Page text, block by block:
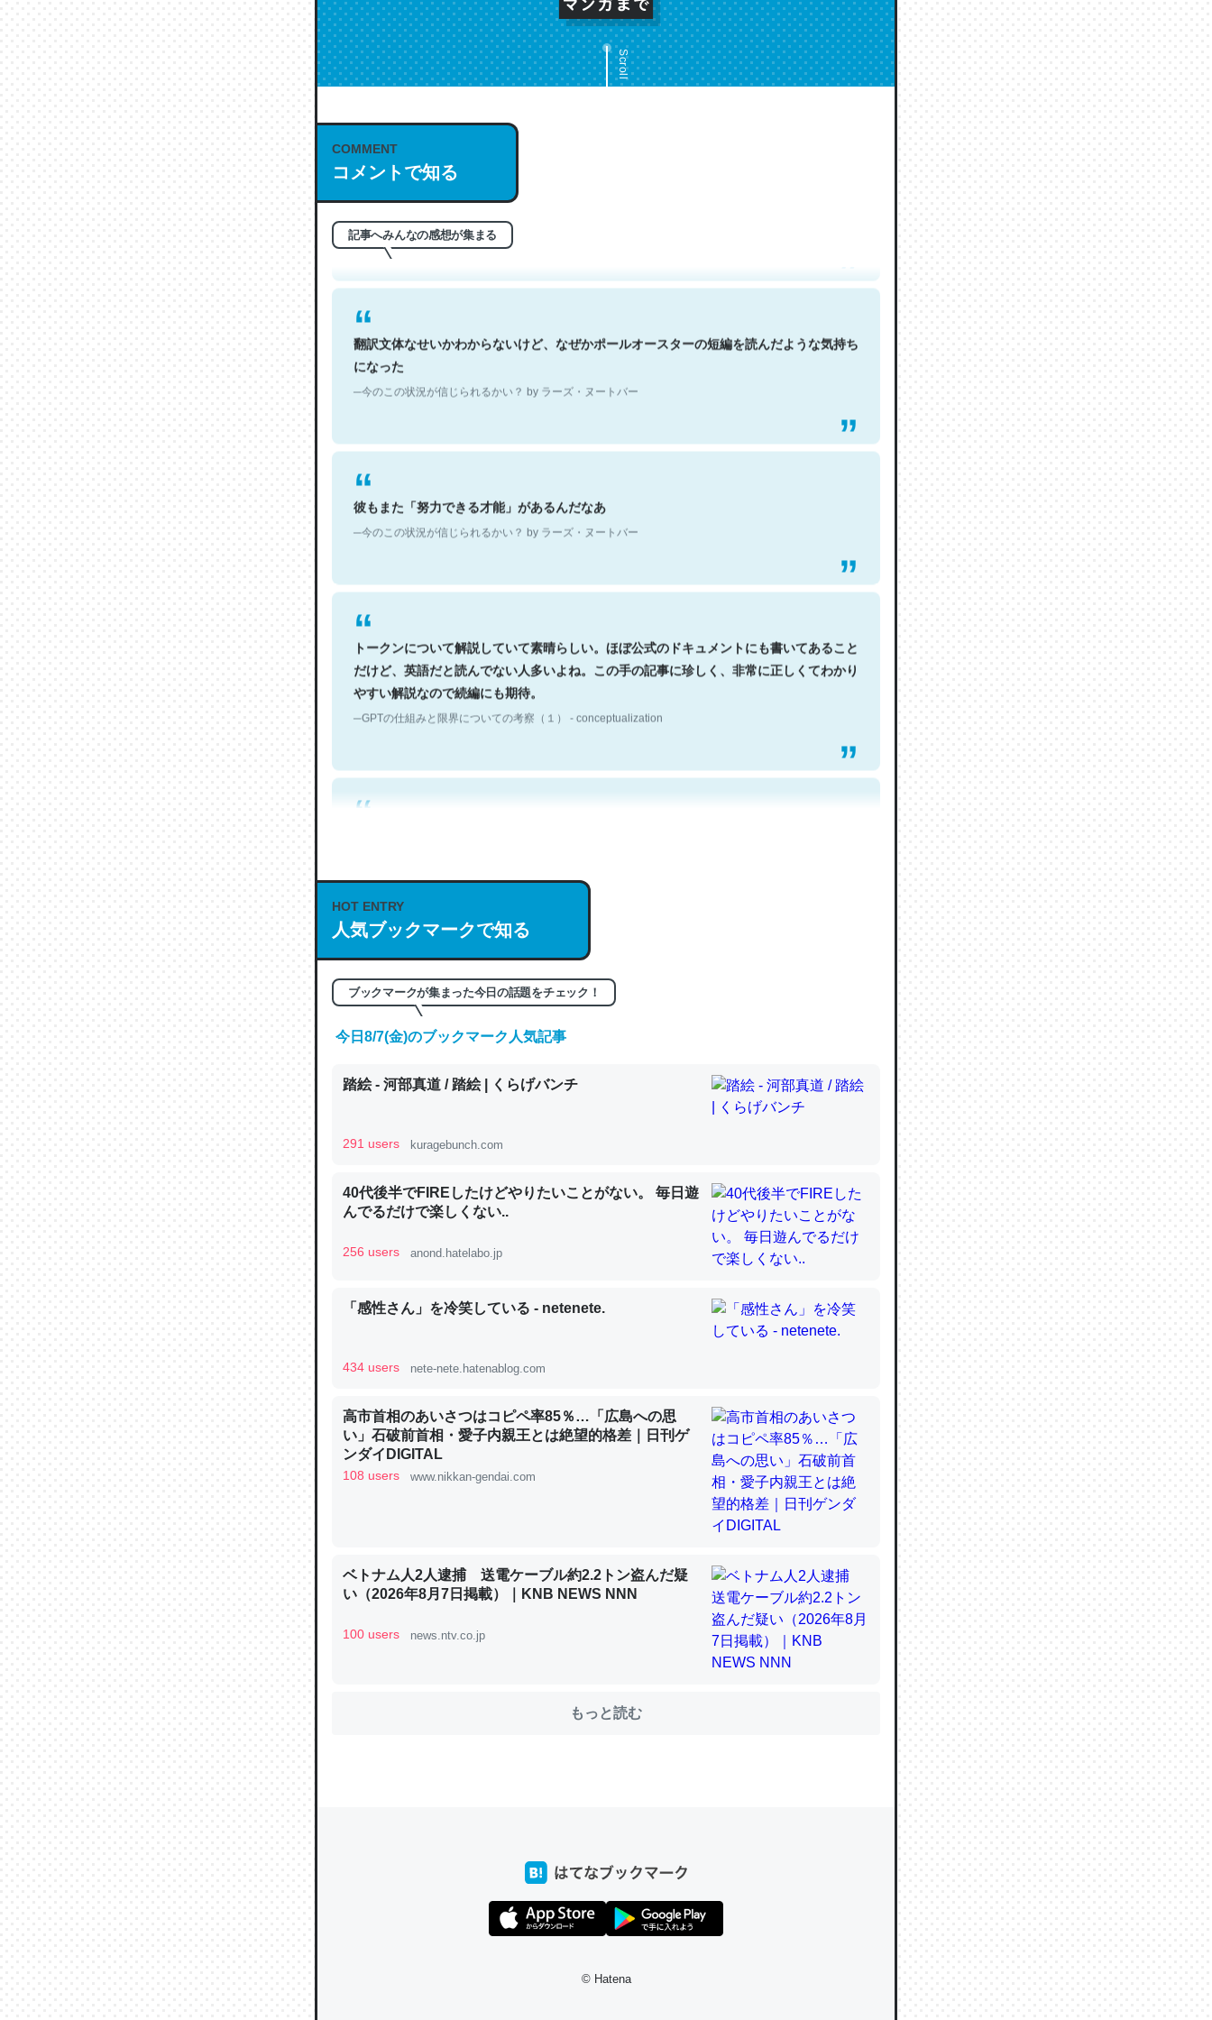
Scroll
COMMENT
コメントで知る
記事へみんなの感想が集まる
これは名文。彼はとてもクレバーなんだろうなと凄く思う。英語少しでも読める人は原文
もお勧め。自分はこの流れ好き。Let’s Fucking Go. Then Covid hit. Shit.
翻訳文体なせいかわからないけど、なぜかポールオースターの短編を読んだような気持ち
になった
─今のこの状況が信じられるかい？ by ラーズ・ヌートバー
彼もまた「努力できる才能」があるんだなあ
─今のこの状況が信じられるかい？ by ラーズ・ヌートバー
トークンについて解説していて素晴らしい。ほぼ公式のドキュメントにも書いてあること
だけど、英語だと読んでない人多いよね。この手の記事に珍しく、非常に正しくてわかり
やすい解説なので続編にも期待。
─GPTの仕組みと限界についての考察（１） - conceptualization
これは良記事。32768トークンだと英語小説100ページ分くらい。小説でいう「ずっと前
の伏線」は回収されないけど、短期記憶というには多い分量。進化すればするほど分かり
─GPTの仕組みと限界についての考察（１） - conceptualization
の600分の1程度。
─ニュース :: 【研究発表】昆虫学の大問題＝「昆虫はなぜ海にいないのか」に関する新仮説
論文では「淡水はカルシウムも酸素も不足してて両方に不利だから両方が拮抗してるので
チンを強化してる筈だが、酵素が違うのか？
これを元に考えるとカルシウムを大量に使う脊椎動物と貝類は苦労してるんだな…。腹足
ちょうど同じ理由でEcho Show 8を設定中でした。PrimeとかSpotifyを支払う孝行もで
を実質100倍以上に伸ばす効果があるはず……
HOT ENTRY
人気ブックマークで知る
ブックマークが集まった今日の話題をチェック！
今日8/7(金)のブックマーク人気記事
踏絵 - 河部真道 / 踏絵 | くらげバンチ
291 users kuragebunch.com
40代後半でFIREしたけどやりたいことがない。 毎日遊
んでるだけで楽しくない..
256 users anond.hatelabo.jp
「感性さん」を冷笑している - netenete.
434 users nete-nete.hatenablog.com
高市首相のあいさつはコピペ率85％…「広島への思
い」石破前首相・愛子内親王とは絶望的格差｜日刊ゲ
ンダイDIGITAL
108 users www.nikkan-gendai.com
ベトナム人2人逮捕 送電ケーブル約2.2トン盗んだ疑
い（2026年8月7日掲載）｜KNB NEWS NNN
100 users news.ntv.co.jp
もっと読む
© Hatena